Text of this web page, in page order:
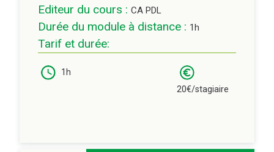
Editeur du cours : CA PDL
Durée du module à distance : 1h
Tarif et durée:
1h
20€/stagiaire